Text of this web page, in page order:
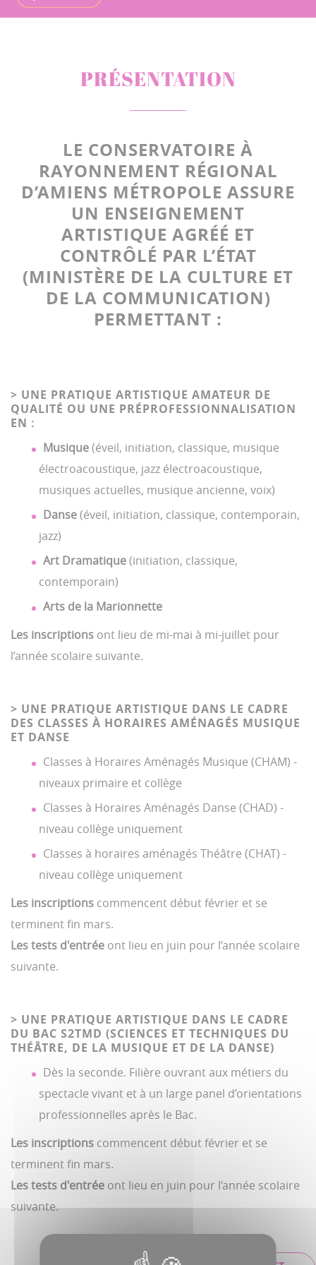
PRÉSENTATION
LE CONSERVATOIRE À
RAYONNEMENT RÉGIONAL
D’AMIENS MÉTROPOLE ASSURE
UN ENSEIGNEMENT
ARTISTIQUE AGRÉÉ ET
CONTRÔLÉ PAR L’ÉTAT
(MINISTÈRE DE LA CULTURE ET
DE LA COMMUNICATION)
PERMETTANT :
> UNE PRATIQUE ARTISTIQUE AMATEUR DE
QUALITÉ OU UNE PRÉPROFESSIONNALISATION
EN :
Musique(éveil, initiation, classique, musique
électroacoustique, jazz électroacoustique,
musiques actuelles, musique ancienne, voix)
Danse(éveil, initiation, classique, contemporain,
jazz)
Art Dramatique(initiation, classique,
contemporain)
Arts de la Marionnette
Les inscriptions ont lieu de mi-mai à mi-juillet pour
l’année scolaire suivante.
> UNE PRATIQUE ARTISTIQUE DANS LE CADRE
DES CLASSES À HORAIRES AMÉNAGÉS MUSIQUE
ET DANSE
Classes à Horaires Aménagés Musique (CHAM) -
niveaux primaire et collège
Classes à Horaires Aménagés Danse (CHAD) -
niveau collège uniquement
Classes à horaires aménagés Théâtre (CHAT) -
niveau collège uniquement
Les inscriptions commencent début février et se
terminent fin mars.
Les tests d'entrée ont lieu en juin pour l’année scolaire
suivante.
> UNE PRATIQUE ARTISTIQUE DANS LE CADRE
DU BAC S2TMD (SCIENCES ET TECHNIQUES DU
THÉÂTRE, DE LA MUSIQUE ET DE LA DANSE)
Dès la seconde. Filière ouvrant aux métiers du
spectacle vivant et à un large panel d’orientations
professionnelles après le Bac.
Les inscriptions commencent début février et se
terminent fin mars.
Les tests d'entrée ont lieu en juin pour l’année scolaire
suivante.